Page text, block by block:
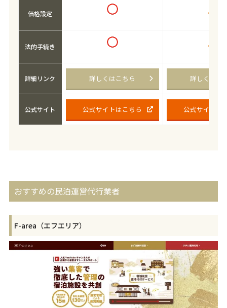
価格設定
法的手続き
詳細リンク 詳しくはこちら 詳しくはこ
公式サイト 公式サイトはこちら 公式サイトは
おすすめの民泊運営代行業者
F-area（エフエリア）